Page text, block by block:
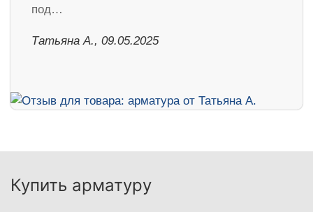
под…
Татьяна А., 09.05.2025
Купить арматуру